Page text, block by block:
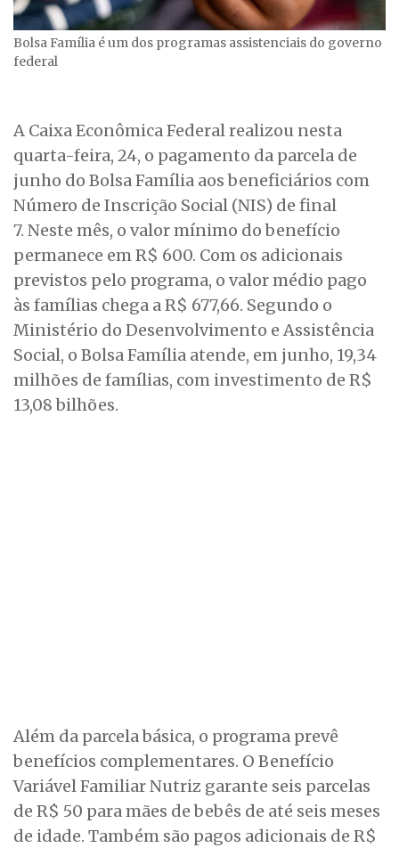
Bolsa Família é um dos programas assistenciais do governo
federal
A Caixa Econômica Federal realizou nesta
quarta-feira, 24, o pagamento da parcela de
junho do Bolsa Família aos beneficiários com
Número de Inscrição Social (NIS) de final
7. Neste mês, o valor mínimo do benefício
permanece em R$ 600. Com os adicionais
previstos pelo programa, o valor médio pago
às famílias chega a R$ 677,66. Segundo o
Ministério do Desenvolvimento e Assistência
Social, o Bolsa Família atende, em junho, 19,34
milhões de famílias, com investimento de R$
13,08 bilhões.
Além da parcela básica, o programa prevê
benefícios complementares. O Benefício
Variável Familiar Nutriz garante seis parcelas
de R$ 50 para mães de bebês de até seis meses
de idade. Também são pagos adicionais de R$